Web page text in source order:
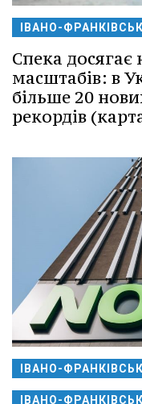
ІВАНО-ФРАНКІВСЬК
Спека
масштабів: в
більше 20
рекордів
ІВАНО-ФРАНКІВСЬК
ІВАНО-